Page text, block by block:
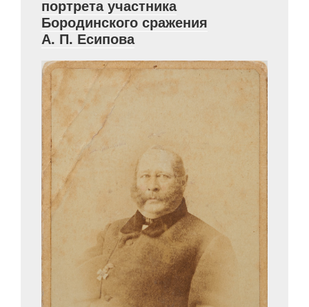
—
XIX
вв.»
портрета участника
Бородинского сражения
А. П. Есипова